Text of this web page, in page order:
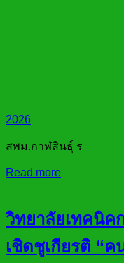
2026
สพม.กาฬสินธุ์ ร
Read more
วิทยาลัยเทคนิค
เชิดชูเกียรติ “ค